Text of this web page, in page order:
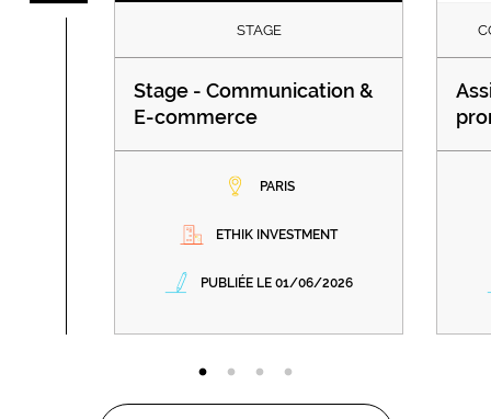
STAGE
Stage - Communication &
E-commerce
PARIS
ETHIK INVESTMENT
PUBLIÉE LE 01/06/2026